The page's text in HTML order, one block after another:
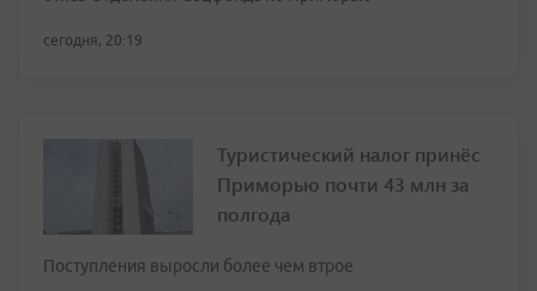
сегодня, 20:19
Туристический налог принёс
Приморью почти 43 млн за
полгода
Поступления выросли более чем втрое